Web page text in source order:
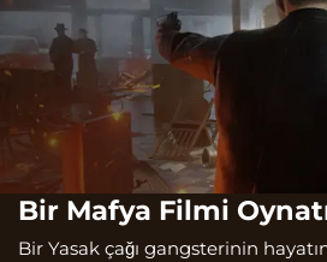
Bir Mafya Filmi
Bir Yasak çağı gangsterinin